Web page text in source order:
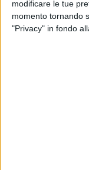
modificare le tue
momento tornando
"Privacy" in fondo